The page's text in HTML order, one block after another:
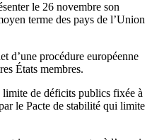
le 26 novembre son
terme des pays de l’Union
d’une procédure européenne
États membres.
limite de déficits publics fixée à
le Pacte de stabilité qui limite